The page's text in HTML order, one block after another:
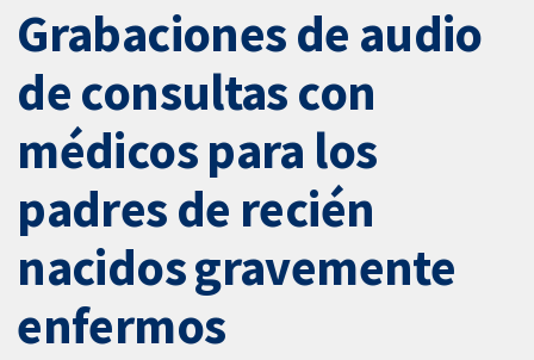
Grabaciones de audio
de consultas con
médicos para los
padres de recién
nacidos gravemente
enfermos